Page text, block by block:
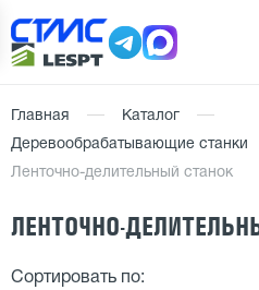
Главная
Каталог
Деревообрабатывающие станки
Ленточно-делительный станок
ЛЕНТОЧНО-
Сортировать по: